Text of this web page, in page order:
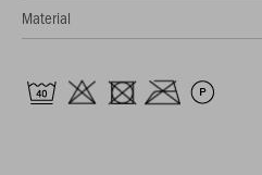
Material